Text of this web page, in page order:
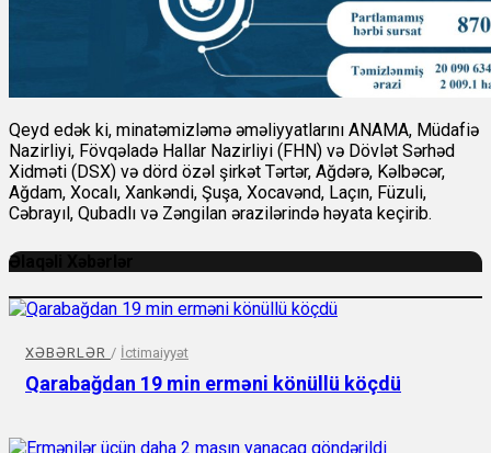
Qeyd edək ki, minatəmizləmə əməliyyatlarını ANAMA, Müdafiə
Nazirliyi, Fövqəladə Hallar Nazirliyi (FHN) və Dövlət Sərhəd
Xidməti (DSX) və dörd özəl şirkət Tərtər, Ağdərə, Kəlbəcər,
Ağdam, Xocalı, Xankəndi, Şuşa, Xocavənd, Laçın, Füzuli,
Cəbrayıl, Qubadlı və Zəngilan ərazilərində həyata keçirib.
Əlaqəli Xəbərlər
XƏBƏRLƏR / İctimaiyyət
Qarabağdan 19 min erməni könüllü köçdü